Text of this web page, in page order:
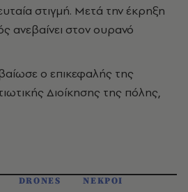
στιγμή. Μετά την έκρηξη
ανεβαίνει στον ουρανό
ο επικεφαλής της
Διοίκησης της πόλης,
DRONES ΝΕΚΡΟΙ